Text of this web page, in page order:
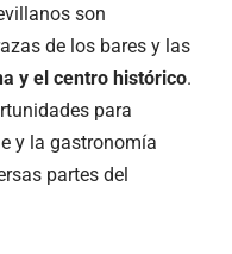
son
de los bares y las
y el centro histórico.
para
y la gastronomía
partes del